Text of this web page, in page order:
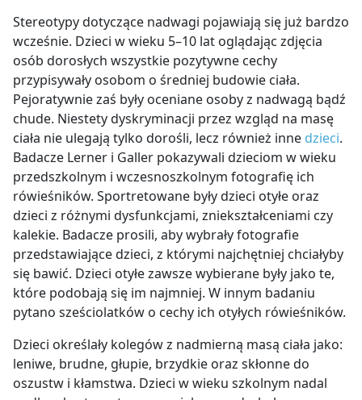
Stereotypy dotyczące nadwagi pojawiają się już bardzo
wcześnie. Dzieci w wieku 5–10 lat oglądając zdjęcia
osób dorosłych wszystkie pozytywne cechy
przypisywały osobom o średniej budowie ciała.
Pejoratywnie zaś były oceniane osoby z nadwagą bądź
chude. Niestety dyskryminacji przez wzgląd na masę
ciała nie ulegają tylko dorośli, lecz również inne dzieci.
Badacze Lerner i Galler pokazywali dzieciom w wieku
przedszkolnym i wczesnoszkolnym fotografię ich
rówieśników. Sportretowane były dzieci otyłe oraz
dzieci z różnymi dysfunkcjami, zniekształceniami czy
kalekie. Badacze prosili, aby wybrały fotografie
przedstawiające dzieci, z którymi najchętniej chciałyby
się bawić. Dzieci otyłe zawsze wybierane były jako te,
które podobają się im najmniej. W innym badaniu
pytano sześciolatków o cechy ich otyłych rówieśników.
Dzieci określały kolegów z nadmierną masą ciała jako:
leniwe, brudne, głupie, brzydkie oraz skłonne do
oszustw i kłamstwa. Dzieci w wieku szkolnym nadal